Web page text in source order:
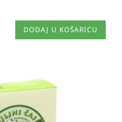
DODAJ U KOŠARICU